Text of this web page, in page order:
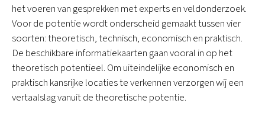
het voeren van gesprekken met experts en veldonderzoek.
Voor de potentie wordt onderscheid gemaakt tussen vier
soorten: theoretisch, technisch, economisch en praktisch.
De beschikbare informatiekaarten gaan vooral in op het
theoretisch potentieel. Om uiteindelijke economisch en
praktisch kansrijke locaties te verkennen verzorgen wij een
vertaalslag vanuit de theoretische potentie.